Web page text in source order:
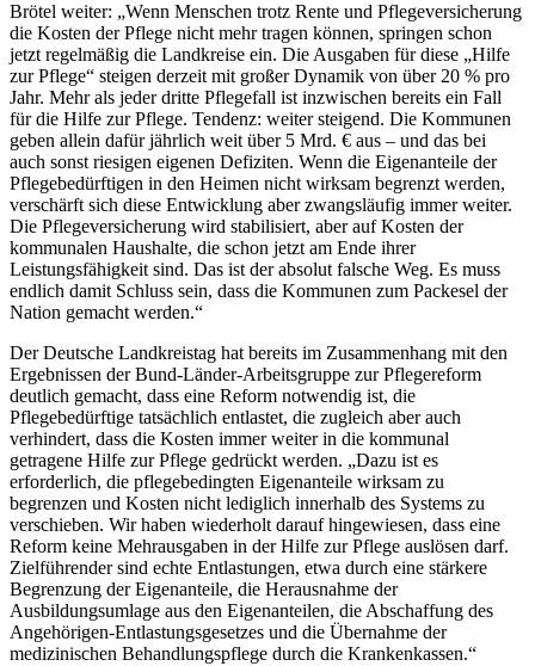
Brötel weiter: „Wenn Menschen trotz Rente und Pflegeversicherung
die Kosten der Pflege nicht mehr tragen können, springen schon
jetzt regelmäßig die Landkreise ein. Die Ausgaben für diese „Hilfe
zur Pflege“ steigen derzeit mit großer Dynamik von über 20 % pro
Jahr. Mehr als jeder dritte Pflegefall ist inzwischen bereits ein Fall
für die Hilfe zur Pflege. Tendenz: weiter steigend. Die Kommunen
geben allein dafür jährlich weit über 5 Mrd. € aus – und das bei
auch sonst riesigen eigenen Defiziten. Wenn die Eigenanteile der
Pflegebedürftigen in den Heimen nicht wirksam begrenzt werden,
verschärft sich diese Entwicklung aber zwangsläufig immer weiter.
Die Pflegeversicherung wird stabilisiert, aber auf Kosten der
kommunalen Haushalte, die schon jetzt am Ende ihrer
Leistungsfähigkeit sind. Das ist der absolut falsche Weg. Es muss
endlich damit Schluss sein, dass die Kommunen zum Packesel der
Nation gemacht werden.“
Der Deutsche Landkreistag hat bereits im Zusammenhang mit den
Ergebnissen der Bund-Länder-Arbeitsgruppe zur Pflegereform
deutlich gemacht, dass eine Reform notwendig ist, die
Pflegebedürftige tatsächlich entlastet, die zugleich aber auch
verhindert, dass die Kosten immer weiter in die kommunal
getragene Hilfe zur Pflege gedrückt werden. „Dazu ist es
erforderlich, die pflegebedingten Eigenanteile wirksam zu
begrenzen und Kosten nicht lediglich innerhalb des Systems zu
verschieben. Wir haben wiederholt darauf hingewiesen, dass eine
Reform keine Mehrausgaben in der Hilfe zur Pflege auslösen darf.
Zielführender sind echte Entlastungen, etwa durch eine stärkere
Begrenzung der Eigenanteile, die Herausnahme der
Ausbildungsumlage aus den Eigenanteilen, die Abschaffung des
Angehörigen-Entlastungsgesetzes und die Übernahme der
medizinischen Behandlungspflege durch die Krankenkassen.“